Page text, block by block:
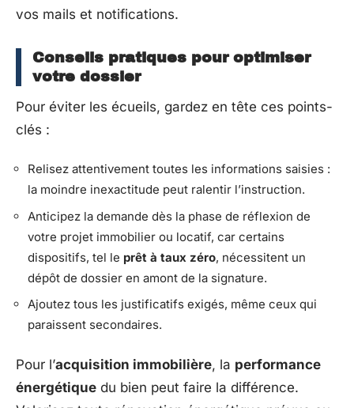
vos mails et notifications.
Conseils pratiques pour optimiser
votre dossier
Pour éviter les écueils, gardez en tête ces points-
clés :
Relisez attentivement toutes les informations saisies :
la moindre inexactitude peut ralentir l’instruction.
Anticipez la demande dès la phase de réflexion de
votre projet immobilier ou locatif, car certains
dispositifs, tel le prêt à taux zéro, nécessitent un
dépôt de dossier en amont de la signature.
Ajoutez tous les justificatifs exigés, même ceux qui
paraissent secondaires.
Pour l’acquisition immobilière, la performance
énergétique du bien peut faire la différence.